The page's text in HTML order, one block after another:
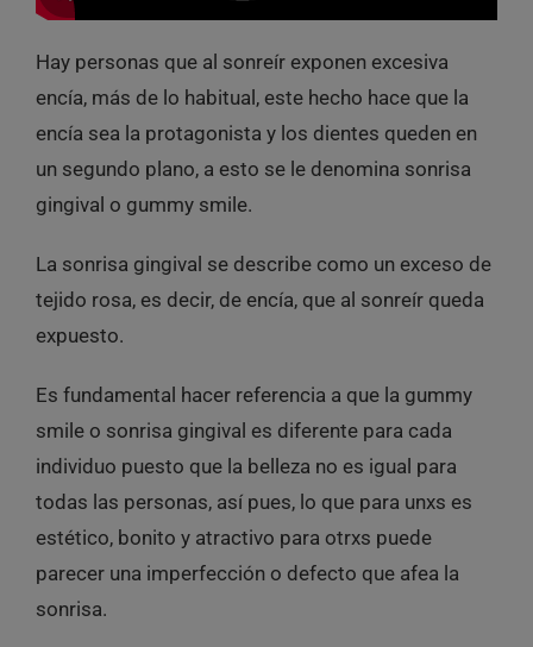
Hay personas que al sonreír exponen excesiva
encía, más de lo habitual, este hecho hace que la
encía sea la protagonista y los dientes queden en
un segundo plano, a esto se le denomina sonrisa
gingival o gummy smile.
La sonrisa gingival se describe como un exceso de
tejido rosa, es decir, de encía, que al sonreír queda
expuesto.
Es fundamental hacer referencia a que la gummy
smile o sonrisa gingival es diferente para cada
individuo puesto que la belleza no es igual para
todas las personas, así pues, lo que para unxs es
estético, bonito y atractivo para otrxs puede
parecer una imperfección o defecto que afea la
sonrisa.